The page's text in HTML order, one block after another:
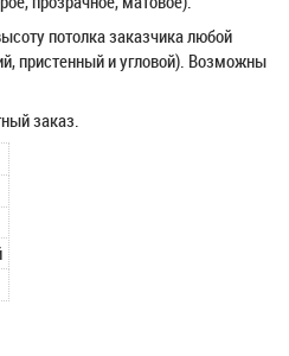
потолка заказчика любой
пристенный и угловой). Возможны
заказ.